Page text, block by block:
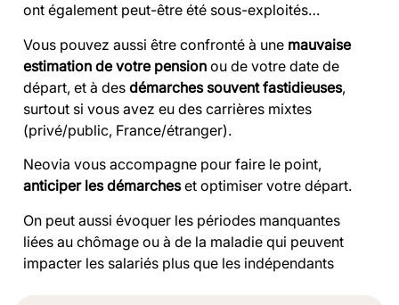
ont également peut-être été sous-exploités…
Vous pouvez aussi être confronté à une mauvaise
estimation de votre pension ou de votre date de
départ, et à des démarches souvent fastidieuses,
surtout si vous avez eu des carrières mixtes
(privé/public, France/étranger).
Neovia vous accompagne pour faire le point,
anticiper les démarcheset optimiser votre départ.
On peut aussi évoquer les périodes manquantes
liées au chômage ou à de la maladie qui peuvent
impacter les salariés plus que les indépendants